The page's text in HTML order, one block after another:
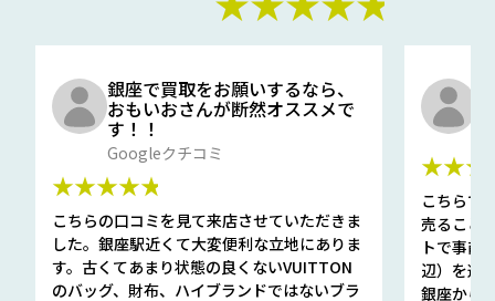
銀座で買取をお願いするなら、
おもいおさんが断然オススメで
す！！
Googleクチコミ
★★★★★
こちらの口コミを見て来店させていただきま
した。銀座駅近くて大変便利な立地にありま
す。古くてあまり状態の良くないVUITTON
のバッグ、財布、ハイブランドではないブラ
こちらで
売ること
トで事前
辺）を選
銀座から